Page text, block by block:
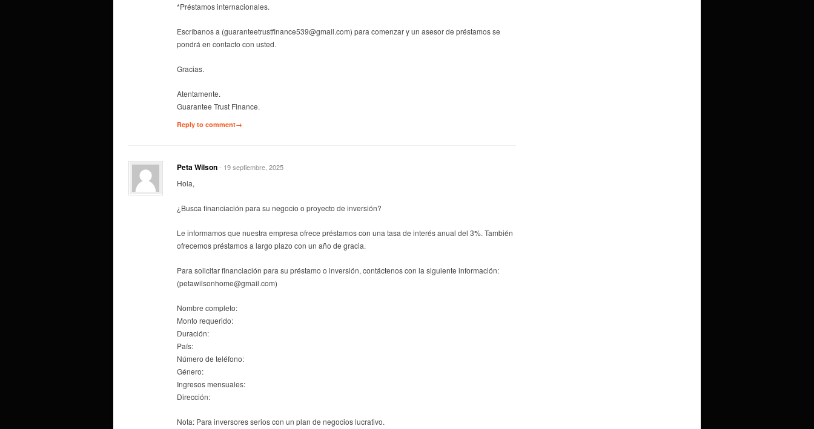
*Préstamos internacionales.
Escríbanos a (guaranteetrustfinance539@gmail.com) para comenzar y un asesor de préstamos se
pondrá en contacto con usted.
Gracias.
Atentamente.
Guarantee Trust Finance.
Reply to comment→
Peta Wilson- 19 septiembre, 2025
Hola,
¿Busca financiación para su negocio o proyecto de inversión?
Le informamos que nuestra empresa ofrece préstamos con una tasa de interés anual del 3%. También
ofrecemos préstamos a largo plazo con un año de gracia.
Para solicitar financiación para su préstamo o inversión, contáctenos con la siguiente información:
(petawilsonhome@gmail.com)
Nombre completo:
Monto requerido:
Duración:
País:
Número de teléfono:
Género:
Ingresos mensuales:
Dirección:
Nota: Para inversores serios con un plan de negocios lucrativo.